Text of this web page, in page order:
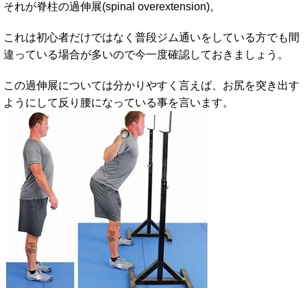
それが脊柱の過伸展(spinal overextension)。
これは初心者だけではなく普段ジム通いをしている方でも間
違っている場合が多いので今一度確認しておきましょう。
この過伸展については分かりやすく言えば、お尻を突き出す
ようにして反り腰になっている事を言います。